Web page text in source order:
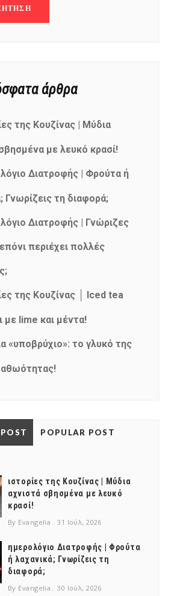
άρθρα
της Κουζίνας | Μύδια
με λευκό κρασί!
Διατροφής | Φρούτα ή
Γνωρίζεις τη διαφορά;
Διατροφής | Γνώριζες
περιέχει πολλές
της Κουζίνας │ Iced tea
με lime και μέντα!
«υποβρύχιο»: το γλυκό της
POPULAR POST
ιστορίες της Κουζίνας | Μύδια
αχνιστά σβησμένα με λευκό
κρασί!
By Evangelia 31 Ιούλ, 2026
ημερολόγιο Διατροφής | Φρούτα
ή λαχανικά; Γνωρίζεις τη
διαφορά;
By Evangelia 30 Ιούλ, 2026
NEWSLETTER
mel
y updates
fro
m